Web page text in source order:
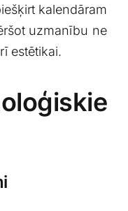
kalendāram
uzmanību ne
​estētikai.